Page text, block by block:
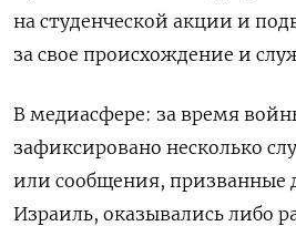
на студенческой акции и
за свое происхождение и
В медиасфере: за время
зафиксировано несколько
или сообщения, призванные
Израиль, оказывались либо